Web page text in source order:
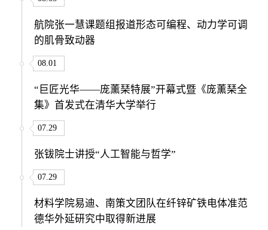
航院张一慧课题组报道形态可编程、动力学可调
的肌骨致动器
08.01
“巨匠光华——庞薰琹特展”开幕式暨《庞薰琹全
集》首发式在清华大学举行
07.29
张钹院士讲授“人工智能与哲学”
07.29
材料学院易迪、南策文团队在纤锌矿铁电体准范
德华外延研究中取得新进展